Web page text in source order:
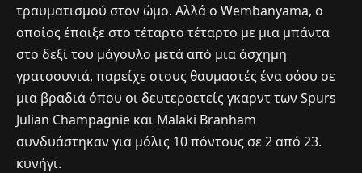
τραυματισμού στον ώμο. Αλλά ο Wembanyama, ο
οποίος έπαιξε στο τέταρτο τέταρτο με μια μπάντα
στο δεξί του μάγουλο μετά από μια άσχημη
γρατσουνιά, παρείχε στους θαυμαστές ένα σόου σε
μια βραδιά όπου οι δευτεροετείς γκαρντ των Spurs
Julian Champagnie και Malaki Branham
συνδυάστηκαν για μόλις 10 πόντους σε 2 από 23.
κυνήγι.